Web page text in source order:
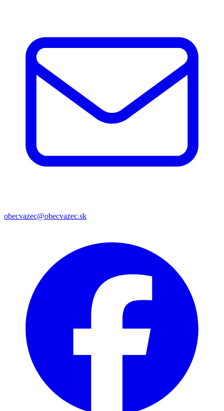
obecvazec@obecvazec.sk